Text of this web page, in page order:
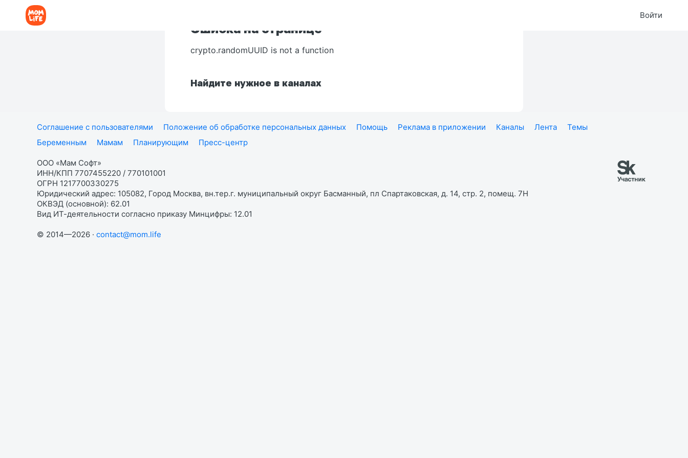
Войти
Ошибка на странице
crypto.randomUUID is not a function
Найдите нужное в каналах
Соглашение с пользователями Положение об обработке персональных данных Помощь Реклама в приложении Каналы Лента
Темы
Беременным
Мамам Планирующим Пресс-центр
ООО «Мам Софт»
ИНН/КПП 7707455220 / 770101001
ОГРН 1217700330275
Юридический адрес: 105082, Город Москва, вн.тер.г. муниципальный округ Басманный, пл Спартаковская, д. 14, стр. 2, помещ. 7Н
ОКВЭД (основной): 62.01
Вид ИТ-деятельности согласно приказу Минцифры: 12.01
© 2014—2026 · contact@mom.life